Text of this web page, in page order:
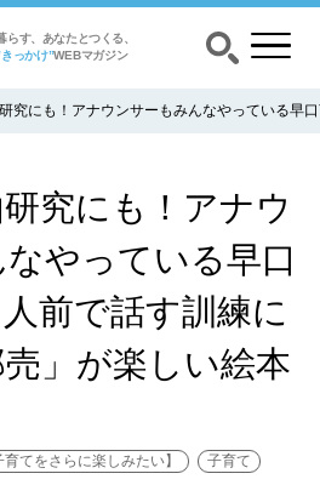
らす、あなたとつくる、
きっかけ”WEBマガジン
究にも！アナウンサーもみんなやっている早
究にも！アナウ
やっている早口
前で話す訓練に
」が楽しい絵本
育てをさらに楽しみたい】
子育て